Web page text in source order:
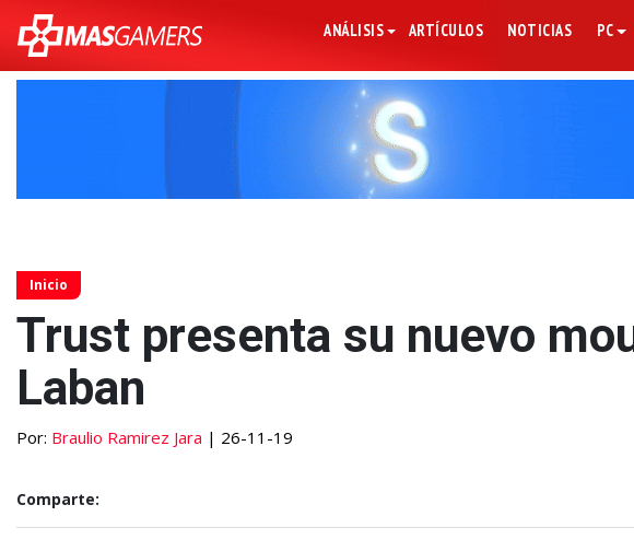
ANÁLISIS ARTÍCULOS NOTICIAS PC
Inicio
Trust presenta su nuevo
Laban
Por: Braulio Ramirez Jara | 26-11-19
Comparte: